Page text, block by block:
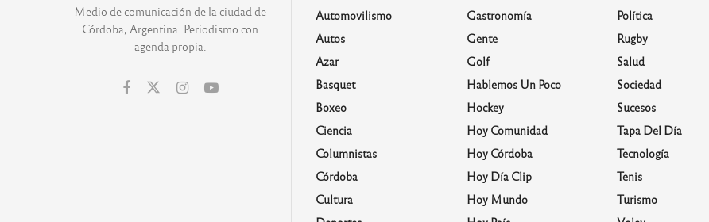
Medio de comunicación de la ciudad de
Córdoba, Argentina. Periodismo con
agenda propia.
Automovilismo
Autos
Azar
Basquet
Boxeo
Ciencia
Columnistas
Córdoba
Cultura
Gastronomía
Gente
Golf
Hablemos Un Poco
Hockey
Hoy Comunidad
Hoy Córdoba
Hoy Día Clip
Hoy Mundo
Política
Rugby
Salud
Sociedad
Sucesos
Tapa Del Día
Tecnología
Tenis
Turismo